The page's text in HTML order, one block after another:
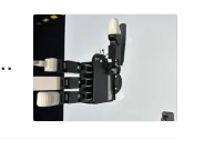
搬上楼！女子傻
反而更省电？
命中就能让航